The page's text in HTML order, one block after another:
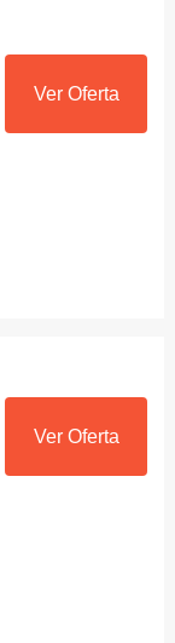
Ver Oferta
Ver Oferta